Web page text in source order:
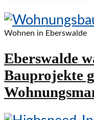
Wohnen in Eberswalde
Eberswalde
Bauprojekte